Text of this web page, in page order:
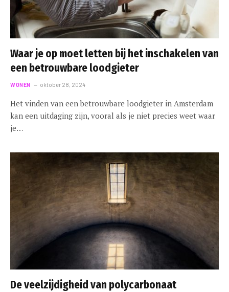
Waar je op moet letten bij het inschakelen van
een betrouwbare loodgieter
WONEN oktober 28, 2024
Het vinden van een betrouwbare loodgieter in Amsterdam
kan een uitdaging zijn, vooral als je niet precies weet waar
je…
De veelzijdigheid van polycarbonaat